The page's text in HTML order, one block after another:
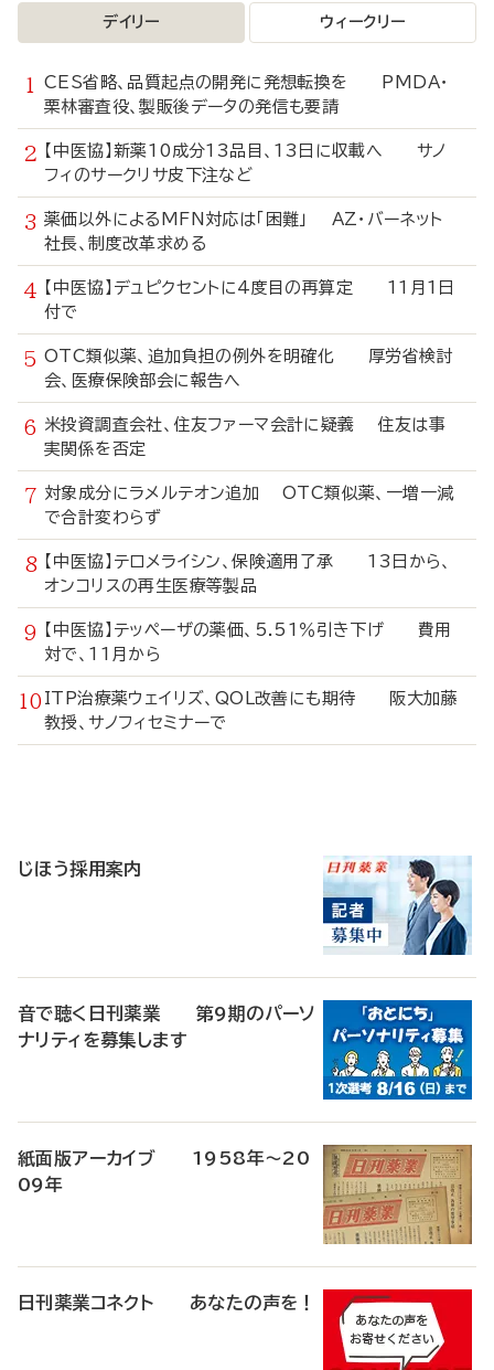
デイリー ウィークリー
CES省略、品質起点の開発に発想転換を PMDA・
栗林審査役、製販後データの発信も要請
【中医協】新薬10成分13品目、13日に収載へ サノ
フィのサークリサ皮下注など
薬価以外によるMFN対応は「困難」 AZ・バーネット
社長、制度改革求める
【中医協】デュピクセントに4度目の再算定 11月1日
付で
OTC類似薬、追加負担の例外を明確化 厚労省検討
会、医療保険部会に報告へ
米投資調査会社、住友ファーマ会計に疑義 住友は事
実関係を否定
対象成分にラメルテオン追加 OTC類似薬、一増一減
で合計変わらず
【中医協】テロメライシン、保険適用了承 13日から、
オンコリスの再生医療等製品
【中医協】テッペーザの薬価、5.51％引き下げ 費用
対で、11月から
ITP治療薬ウェイリズ、QOL改善にも期待 阪大加藤
教授、サノフィセミナーで
じほう採用案内
音で聴く日刊薬業 第9期のパーソ
ナリティを募集します
紙面版アーカイブ 1958年～20
09年
日刊薬業コネクト あなたの声を！